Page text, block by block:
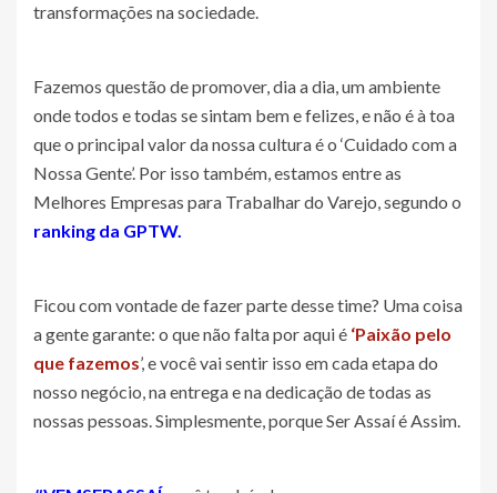
transformações na sociedade.
Fazemos questão de promover, dia a dia, um ambiente
onde todos e todas se sintam bem e felizes, e não é à toa
que o principal valor da nossa cultura é o ‘Cuidado com a
Nossa Gente’. Por isso também, estamos entre as
Melhores Empresas para Trabalhar do Varejo, segundo o
ranking da GPTW.
Ficou com vontade de fazer parte desse time? Uma coisa
a gente garante: o que não falta por aqui é ‘Paixão pelo
que fazemos’, e você vai sentir isso em cada etapa do
nosso negócio, na entrega e na dedicação de todas as
nossas pessoas. Simplesmente, porque Ser Assaí é Assim.